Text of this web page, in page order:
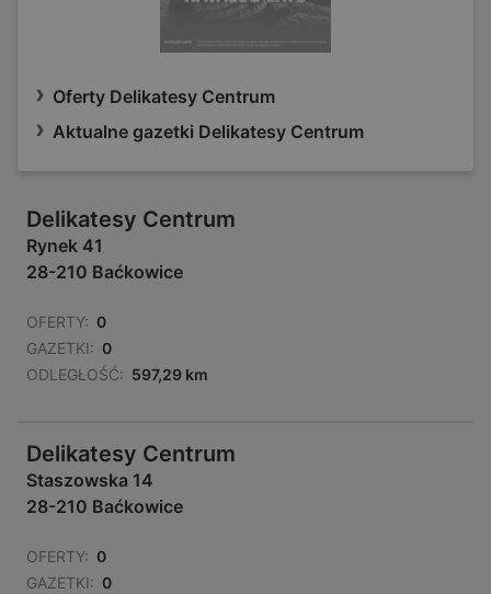
Oferty Delikatesy Centrum
Aktualne gazetki Delikatesy Centrum
Delikatesy Centrum
Rynek 41
28-210 Baćkowice
OFERTY: 0
GAZETKI: 0
ODLEGŁOŚĆ: 597,29 km
Delikatesy Centrum
Staszowska 14
28-210 Baćkowice
OFERTY: 0
GAZETKI: 0